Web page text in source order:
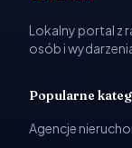
Lokalny portal z
osób i
Popularne
Agencje